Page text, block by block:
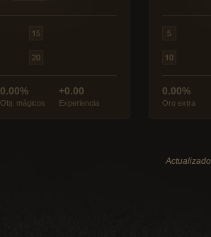
0.00%
Obj. mágicos
+0.00
Experiencia
0.00%
Oro extra